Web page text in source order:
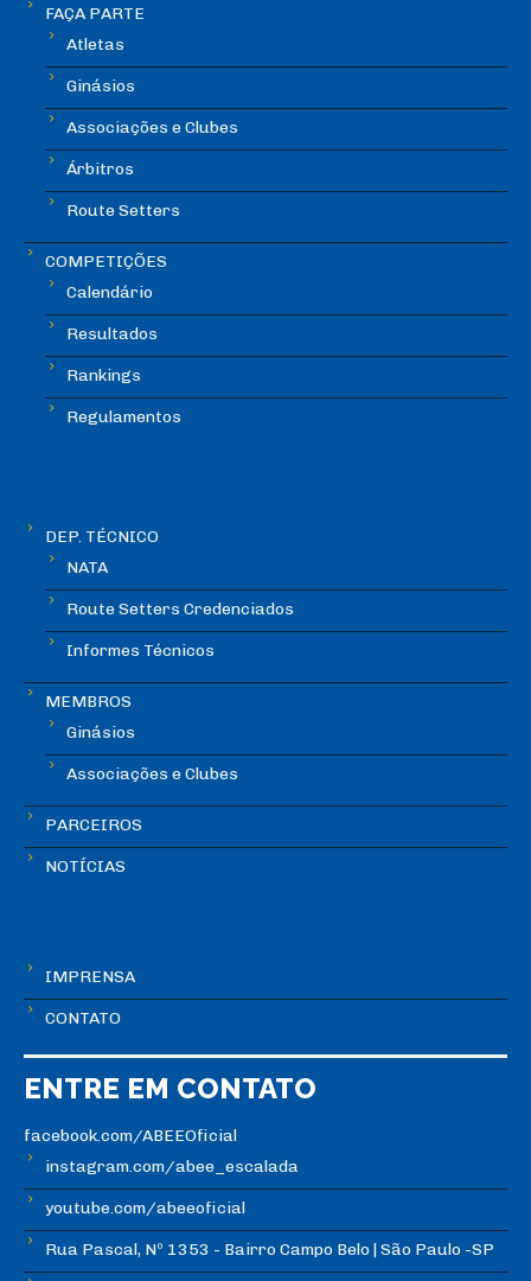
FAÇA PARTE
Atletas
Ginásios
Associações e Clubes
Árbitros
Route Setters
COMPETIÇÕES
Calendário
Resultados
Rankings
Regulamentos
DEP. TÉCNICO
NATA
Route Setters Credenciados
Informes Técnicos
MEMBROS
Ginásios
Associações e Clubes
PARCEIROS
NOTÍCIAS
IMPRENSA
CONTATO
ENTRE EM CONTATO
facebook.com/ABEEOficial
instagram.com/abee_escalada
youtube.com/abeeoficial
Rua Pascal, Nº 1353 - Bairro Campo Belo | São Paulo -SP